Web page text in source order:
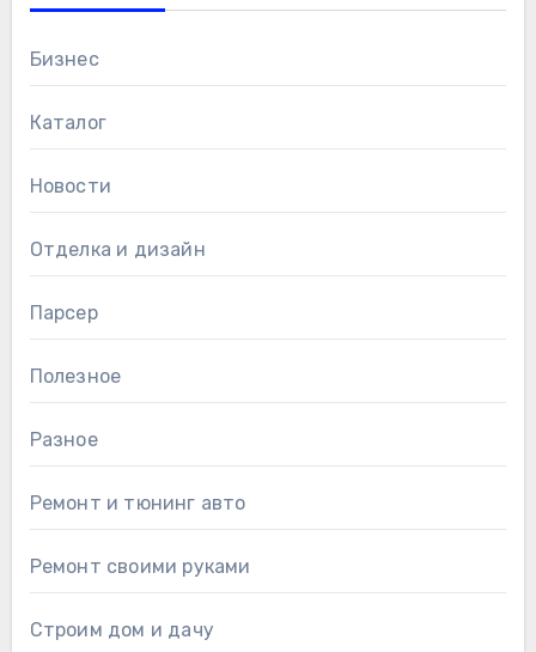
Бизнес
Каталог
Новости
Отделка и дизайн
Парсер
Полезное
Разное
Ремонт и тюнинг авто
Ремонт своими руками
Строим дом и дачу